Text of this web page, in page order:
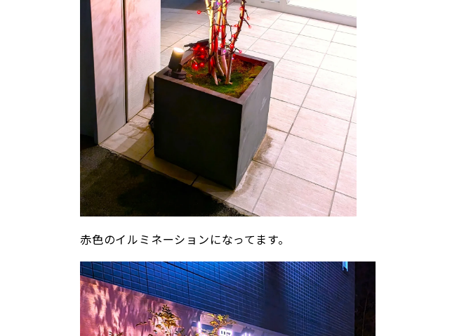
赤色のイルミネーションになってます。